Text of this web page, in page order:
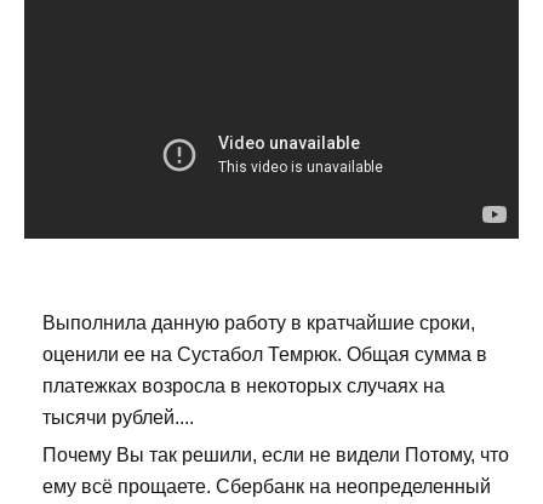
Выполнила данную работу в кратчайшие сроки,
оценили ее на Сустабол Темрюк. Общая сумма в
платежках возросла в некоторых случаях на
тысячи рублей....
Почему Вы так решили, если не видели Потому, что
ему всё прощаете. Сбербанк на неопределенный